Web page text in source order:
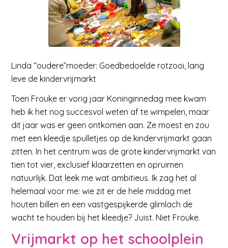
Linda “oudere”moeder: Goedbedoelde rotzooi, lang
leve de kindervrijmarkt
Toen Frouke er vorig jaar Koninginnedag mee kwam
heb ik het nog succesvol weten af te wimpelen, maar
dit jaar was er geen ontkomen aan. Ze moest en zou
met een kleedje spulletjes op de kindervrijmarkt gaan
zitten. In het centrum was de grote kindervrijmarkt van
tien tot vier, exclusief klaarzetten en opruimen
natuurlijk. Dat leek me wat ambitieus. Ik zag het al
helemaal voor me: wie zit er de hele middag met
houten billen en een vastgespijkerde glimlach de
wacht te houden bij het kleedje? Juist. Niet Frouke.
Vrijmarkt op het schoolplein